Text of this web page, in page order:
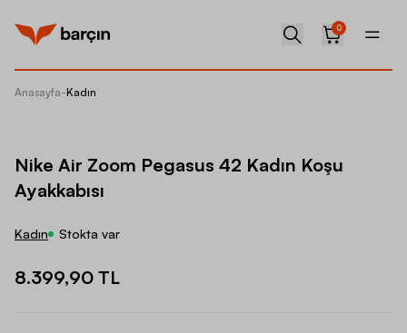
0
Anasayfa-Kadın
Nike Air Zoom Pegasus 42 Kadın Koşu
Ayakkabısı
Kadın Stokta var
8.399,90 TL